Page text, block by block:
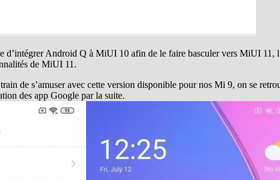
d’intégrer Android Q à MiUI 10 afin de le faire basculer vers MiUI 11,
de MiUI 11.
de s’amuser avec cette version disponible pour nos Mi 9, on se
des app Google par la suite.